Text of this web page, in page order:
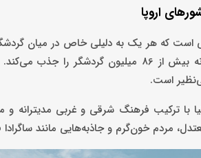
اروپا
است که هر یک به دلیلی خاص در میان
و کاخ ورسای، سالانه بیش از 86
است.
با ترکیب فرهنگ شرقی و غربی مدیترانه و
مردم خون‌گرم و جاذبه‌هایی مانند ساگرادا